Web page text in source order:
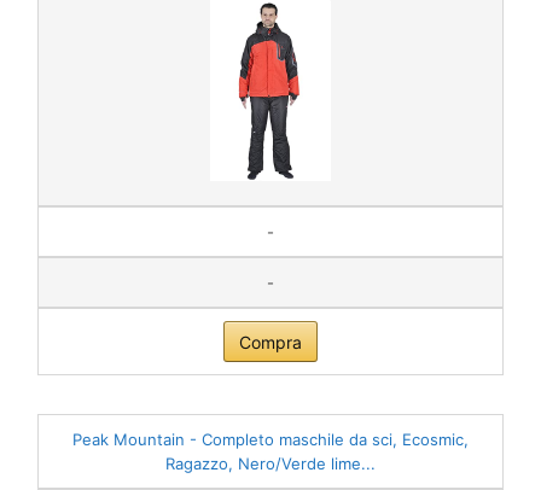
-
-
Compra
Peak Mountain - Completo maschile da sci, Ecosmic,
Ragazzo, Nero/Verde lime...